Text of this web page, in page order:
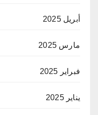
أبريل 2025
مارس 2025
فبراير 2025
يناير 2025